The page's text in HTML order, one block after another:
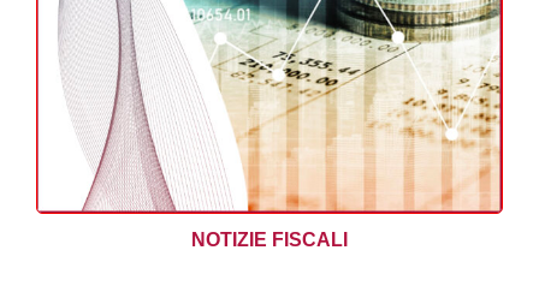
NOTIZIE FISCALI